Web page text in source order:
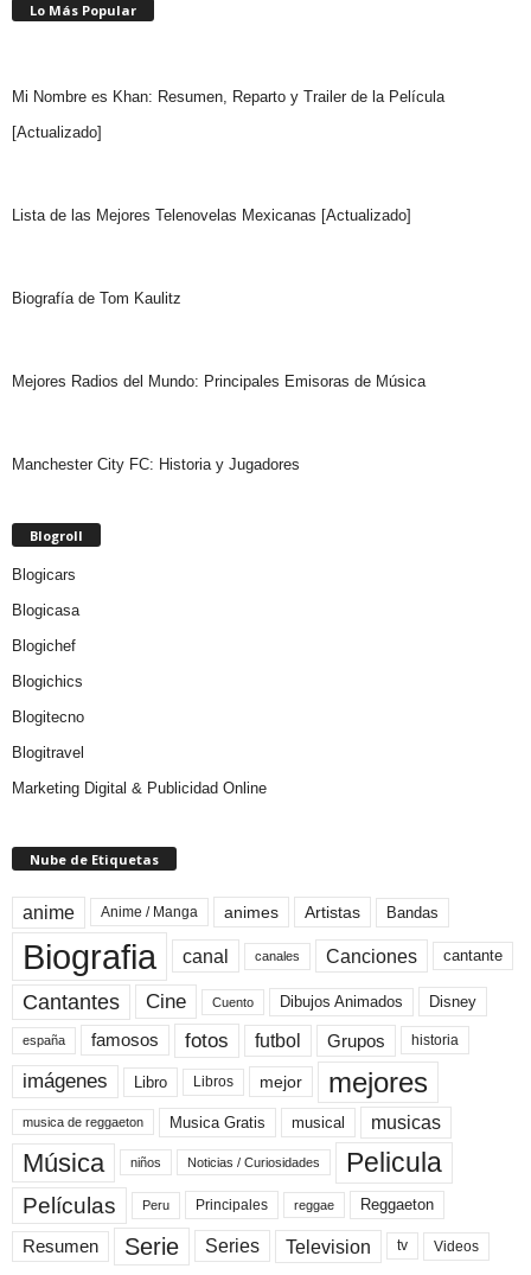
Lo Más Popular
Mi Nombre es Khan: Resumen, Reparto y Trailer de la Película
[Actualizado]
Lista de las Mejores Telenovelas Mexicanas [Actualizado]
Biografía de Tom Kaulitz
Mejores Radios del Mundo: Principales Emisoras de Música
Manchester City FC: Historia y Jugadores
Blogroll
Blogicars
Blogicasa
Blogichef
Blogichics
Blogitecno
Blogitravel
Marketing Digital & Publicidad Online
Nube de Etiquetas
anime Anime / Manga animes Artistas Bandas
Biografia canal canales Canciones cantante
Cantantes Cine Cuento Dibujos Animados Disney
españa famosos fotos futbol Grupos historia
imágenes Libro Libros mejor mejores
musica de reggaeton Musica Gratis musical musicas
Música niños Noticias / Curiosidades Pelicula
Películas Peru Principales reggae Reggaeton
Resumen Serie Series Television tv Videos